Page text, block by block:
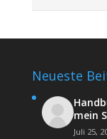
Neueste
mein
Juli 25,